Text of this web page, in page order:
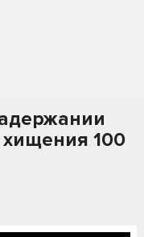
хищения 100